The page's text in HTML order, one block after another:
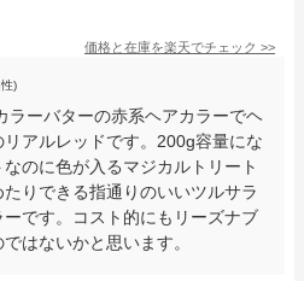
価格と在庫を楽天でチェック >>
)
ラーバターの赤系ヘアカラーでヘ
アルレッドです。200g容量にな
のに色が入るマジカルトリート
りできる指通りのいいツルサラ
です。コスト的にもリーズナブ
はないかと思います。